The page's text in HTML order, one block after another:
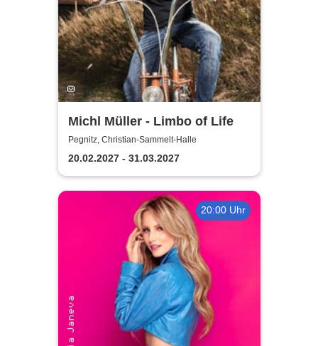
Michl Müller - Limbo of Life
Pegnitz, Christian-Sammelt-Halle
20.02.2027 - 31.03.2027
20:00 Uhr